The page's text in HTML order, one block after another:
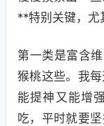
**特别关键，尤
第一类是富含
猴桃这些。我
能提神又能增
吃，平时就要